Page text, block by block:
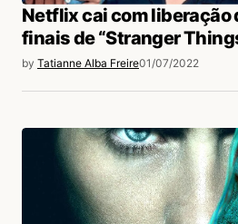
Netflix cai com liberação
finais de “Stranger
by Tatianne Alba Freire01/07/2022